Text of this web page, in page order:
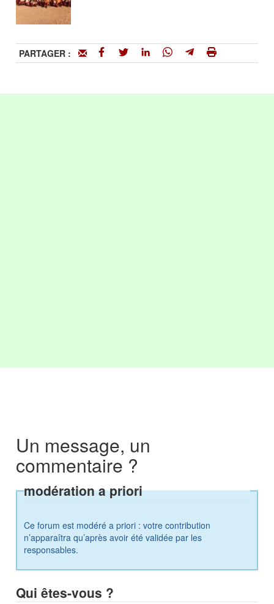
PARTAGER :
Un message, un
commentaire ?
modération a priori
Ce forum est modéré a priori : votre contribution
n’apparaîtra qu’après avoir été validée par les
responsables.
Qui êtes-vous ?